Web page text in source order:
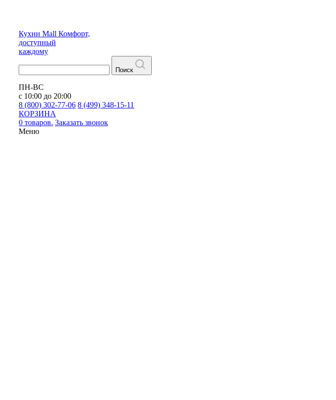
Кухни Mall Комфорт,
доступный
каждому
Поиск
ПН-ВС
с 10:00 до 20:00
8 (800) 302-77-06 8 (499) 348-15-11
КОРЗИНА
0 товаров. Заказать звонок
Меню